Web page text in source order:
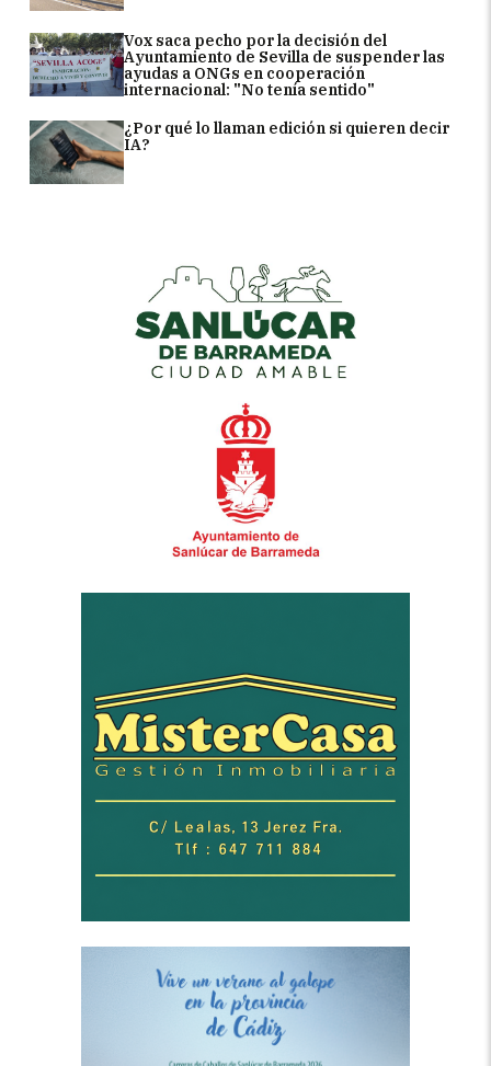
Vox saca pecho por la decisión del
Ayuntamiento de Sevilla de suspender las
ayudas a ONGs en cooperación
internacional: "No tenía sentido"
¿Por qué lo llaman edición si quieren decir
IA?